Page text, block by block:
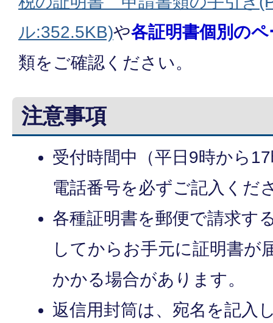
ル:352.5KB)や各証明書個別の
類をご確認ください。
注意事項
受付時間中（平日9時から
電話番号を必ずご記入くだ
各種証明書を郵便で請求す
してからお手元に証明書が
かかる場合があります。
返信用封筒は、宛名を記入